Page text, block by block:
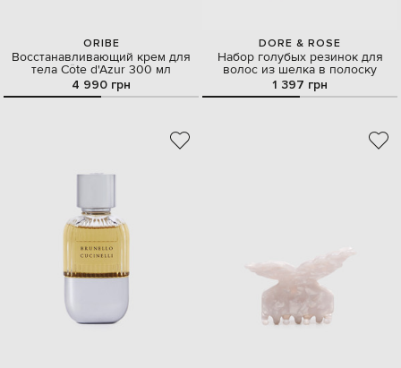
ORIBE
Восстанавливающий крем для
тела Côte d'Azur 300 мл
4 990 грн
DORE & ROSE
Набор голубых резинок для
волос из шелка в полоску
1 397 грн